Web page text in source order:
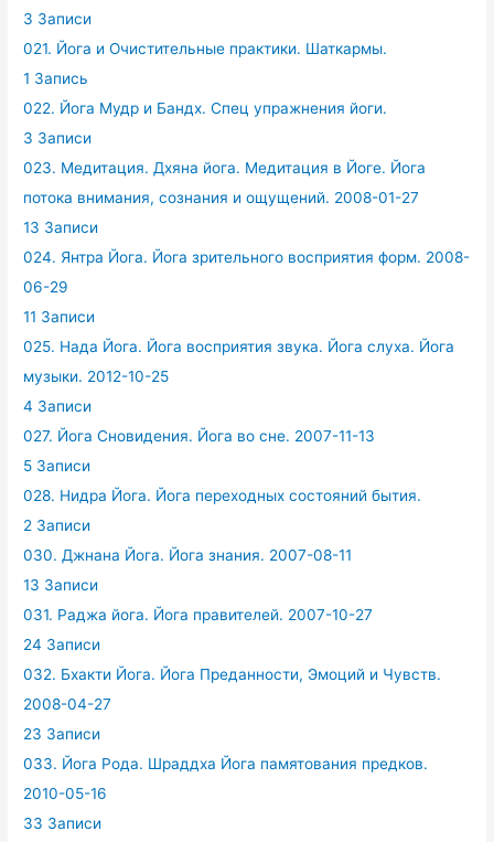
3 Записи
021. Йога и Очистительные практики. Шаткармы.
1 Запись
022. Йога Мудр и Бандх. Спец упражнения йоги.
3 Записи
023. Медитация. Дхяна йога. Медитация в Йоге. Йога
потока внимания, сознания и ощущений. 2008-01-27
13 Записи
024. Янтра Йога. Йога зрительного восприятия форм. 2008-
06-29
11 Записи
025. Нада Йога. Йога восприятия звука. Йога слуха. Йога
музыки. 2012-10-25
4 Записи
027. Йога Сновидения. Йога во сне. 2007-11-13
5 Записи
028. Нидра Йога. Йога переходных состояний бытия.
2 Записи
030. Джнана Йога. Йога знания. 2007-08-11
13 Записи
031. Раджа йога. Йога правителей. 2007-10-27
24 Записи
032. Бхакти Йога. Йога Преданности, Эмоций и Чувств.
2008-04-27
23 Записи
033. Йога Рода. Шраддха Йога памятования предков.
2010-05-16
33 Записи